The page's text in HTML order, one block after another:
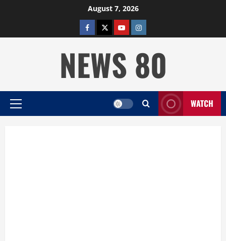
August 7, 2026
facebooktwitterYOUTUBE
instagram
NEWS 80
Primary
WATCH